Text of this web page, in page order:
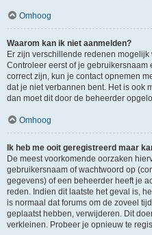
Omhoog
Waarom kan ik niet aanmelden?
Er zijn verschillende redenen
Controleer eerst of je
correct zijn, kun je contact opnemen
dat je niet verbannen bent. Het is ook
dan moet dit door de beheerder
Omhoog
Ik heb me ooit geregistreerd maar
De meest voorkomende oorzaken
gebruikersnaam of wachtwoord op
gegevens) of een beheerder heeft je
reden. Indien dit laatste het geval is,
is normaal dat forums om de zoveel
geplaatst hebben, verwijderen. Dit
verkleinen. Probeer je opnieuw te